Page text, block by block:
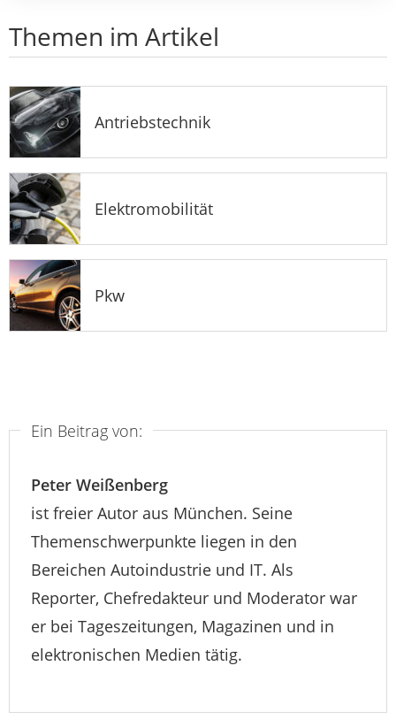
Themen im Artikel
Antriebstechnik
Elektromobilität
Pkw
Ein Beitrag von:
Peter Weißenberg
ist freier Autor aus München. Seine
Themenschwerpunkte liegen in den
Bereichen Autoindustrie und IT. Als
Reporter, Chefredakteur und Moderator war
er bei Tageszeitungen, Magazinen und in
elektronischen Medien tätig.